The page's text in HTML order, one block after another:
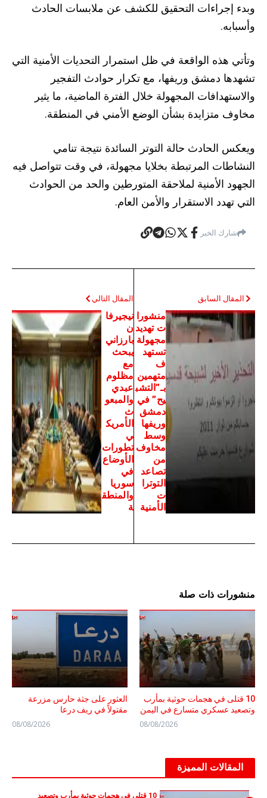
وبدء إجراءات التحقيق للكشف عن ملابسات الحادث
وأسبابه.
وتأتي هذه الواقعة في ظل استمرار التحديات الأمنية التي
تشهدها دمشق وريفها، مع تكرار حوادث التفجير
والاستهدافات المجهولة خلال الفترة الماضية، ما يثير
مخاوف متزايدة بشأن الوضع الأمني في المنطقة.
ويعكس الحادث حالة التوتر السائدة نتيجة تنامي
النشاطات المرتبطة بخلايا مجهولة، في وقت تتواصل فيه
الجهود الأمنية لملاحقة المتورطين والحد من الحوادث
التي تهدد الاستقرار والأمن العام.
شارك الخبر
المقال السابق
منشورا
ت تهديد
مجهولة
تستهد
ف
متهمين
بـ”التشب
يح” في
دمشق
وريفها
وسط
مخاوف
من
تصاعد
التوترا
ت
الأمنية
المقال التالي
نيجيرفا
ن
بارزاني
يبحث
مع
مظلوم
عبدي
والمبعو
ث
الأمريك
ي
تطورات
الأوضاع
في
سوريا
والمنطق
ة
منشورات ذات صلة
10 قتلى في هجمات حوثية بمأرب
وتصعيد عسكري متسارع في اليمن
08/08/2026
العثور على جثة حارس مزرعة
مقتولاً في ريف درعا
08/08/2026
المقالات المميزة
10 قتلى في هجمات حوثية بمأرب وتصعيد